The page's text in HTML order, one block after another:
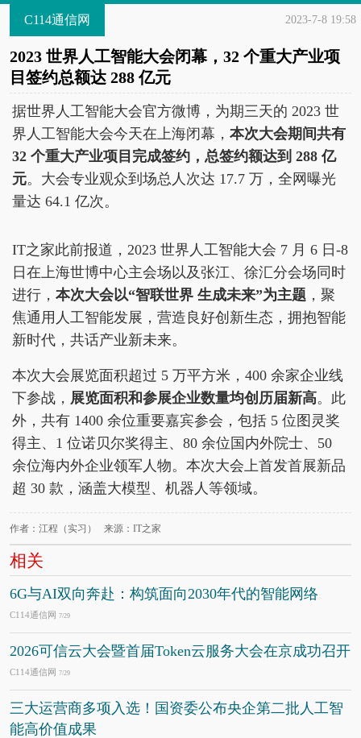
C114通信网 2023-7-8 19:58
2023 世界人工智能大会闭幕，32 个重大产业项
目签约总额达 288 亿元
据世界人工智能大会官方微博，为期三天的 2023 世
界人工智能大会今天在上海闭幕， 本次大会期间共有
32 个重大产业项目完成签约，总签约额达到 288 亿
元。大会专业观众到场总人次达 17.7 万，全网曝光
量达 64.1 亿次。
IT之家此前报道，2023 世界人工智能大会 7 月 6 日-8
日在上海世博中心主会场以及张江、徐汇分会场同时
进行， 本次大会以“智联世界 生成未来”为主题 ，聚
焦通用人工智能发展，营造良好创新生态，拥抱智能
新时代，共话产业新未来。
本次大会展览面积超过 5 万平方米，400 余家企业线
下参战， 展览面积和参展企业数量均创历届新高。此
外，共有 1400 余位重要嘉宾参会，包括 5 位图灵奖
得主、1 位诺贝尔奖得主、80 余位国内外院士、50
余位海内外企业领军人物。本次大会上首发首展新品
超 30 款，涵盖大模型、机器人等领域。
作者：江程（实习） 来源：IT之家
相关
6G与AI双向奔赴：构筑面向2030年代的智能网络
C114通信网 7/29
2026可信云大会暨首届Token云服务大会在京成功召开
C114通信网 7/29
三大运营商多项入选！国资委公布央企第二批人工智
能高价值成果